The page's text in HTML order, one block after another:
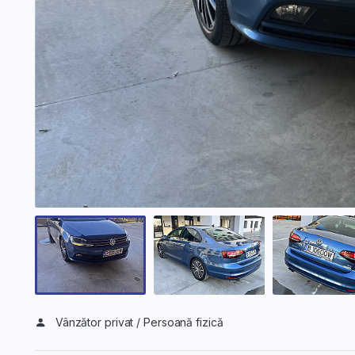
Vânzător privat / Persoană fizică